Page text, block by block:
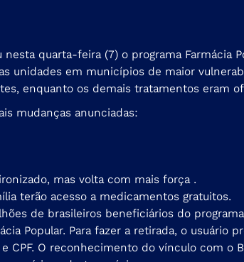
nesta quarta-feira (7) o programa
unidades em municípios de maior
enquanto os demais tratamentos eram
mudanças anunciadas:
mas volta com mais força .
terão acesso a medicamentos gratuitos.
de brasileiros beneficiários do
Popular. Para fazer a retirada, o
CPF. O reconhecimento do vínculo com o